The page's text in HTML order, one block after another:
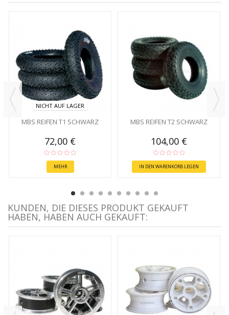
NICHT AUF LAGER
MBS REIFEN T1 SCHWARZ
72,00 €
MEHR
MBS REIFEN T2 SCHWARZ
104,00 €
IN DEN WARENKORB LEGEN
KUNDEN, DIE DIESES PRODUKT GEKAUFT
HABEN, HABEN AUCH GEKAUFT: